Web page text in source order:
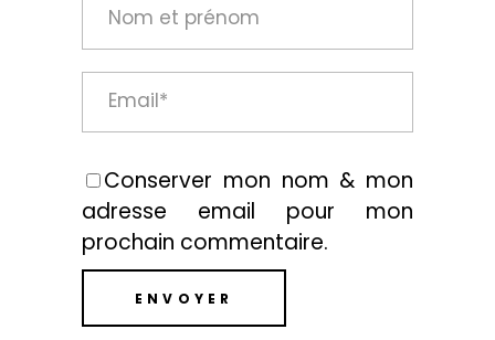
Conserver mon nom & mon
adresse email pour mon
prochain commentaire.